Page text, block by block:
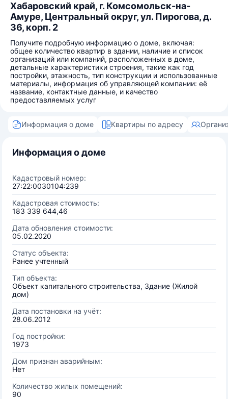
Хабаровский край, г. Комсомольск-на-
Амуре, Центральный округ, ул. Пирогова, д.
36, корп. 2
Получите подробную информацию о доме, включая:
общее количество квартир в здании, наличие и список
организаций или компаний, расположенных в доме,
детальные характеристики строения, такие как год
постройки, этажность, тип конструкции и использованные
материалы, информация об управляющей компании: её
название, контактные данные, и качество
предоставляемых услуг
Информация о доме Квартиры по адресу
Информация о доме
Кадастровый номер:
27:22:0030104:239
Кадастровая стоимость:
183 339 644,46
Дата обновления стоимости:
05.02.2020
Статус объекта:
Ранее учтенный
Тип объекта:
Объект капитального строительства, Здание (Жилой
дом)
Дата постановки на учёт:
28.06.2012
Год постройки:
1973
Дом признан аварийным:
Нет
Количество жилых помещений:
90